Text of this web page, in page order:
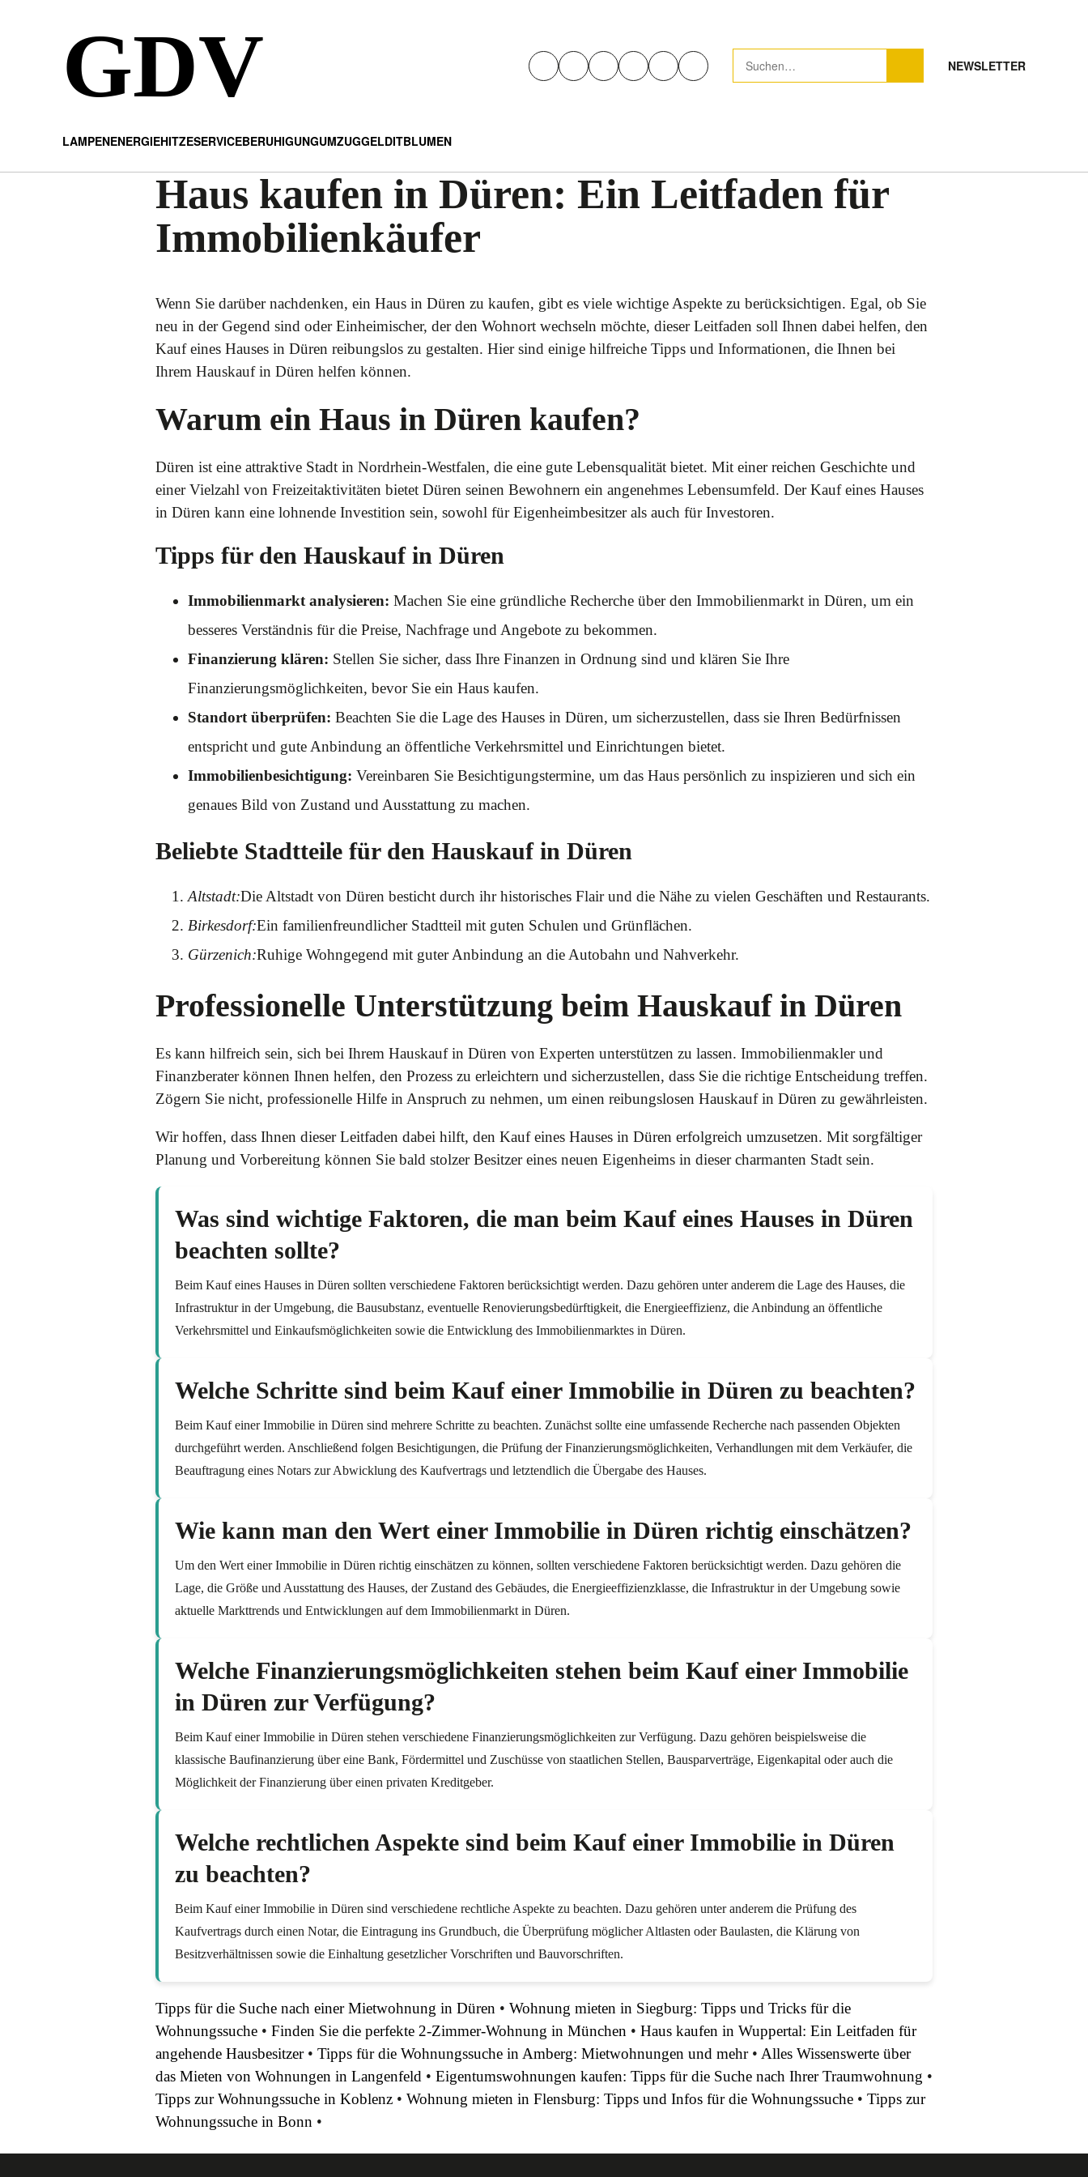
GDV NEWSLETTER
LAMPENENERGIEHITZESERVICEBERUHIGUNGUMZUGGELDITBLUMEN
Haus kaufen in Düren: Ein Leitfaden für
Immobilienkäufer
Wenn Sie darüber nachdenken, ein Haus in Düren zu kaufen, gibt es viele wichtige Aspekte zu berücksichtigen. Egal, ob Sie
neu in der Gegend sind oder Einheimischer, der den Wohnort wechseln möchte, dieser Leitfaden soll Ihnen dabei helfen, den
Kauf eines Hauses in Düren reibungslos zu gestalten. Hier sind einige hilfreiche Tipps und Informationen, die Ihnen bei
Ihrem Hauskauf in Düren helfen können.
Warum ein Haus in Düren kaufen?
Düren ist eine attraktive Stadt in Nordrhein-Westfalen, die eine gute Lebensqualität bietet. Mit einer reichen Geschichte und
einer Vielzahl von Freizeitaktivitäten bietet Düren seinen Bewohnern ein angenehmes Lebensumfeld. Der Kauf eines Hauses
in Düren kann eine lohnende Investition sein, sowohl für Eigenheimbesitzer als auch für Investoren.
Tipps für den Hauskauf in Düren
Immobilienmarkt analysieren: Machen Sie eine gründliche Recherche über den Immobilienmarkt in Düren, um ein
besseres Verständnis für die Preise, Nachfrage und Angebote zu bekommen.
Finanzierung klären: Stellen Sie sicher, dass Ihre Finanzen in Ordnung sind und klären Sie Ihre
Finanzierungsmöglichkeiten, bevor Sie ein Haus kaufen.
Standort überprüfen: Beachten Sie die Lage des Hauses in Düren, um sicherzustellen, dass sie Ihren Bedürfnissen
entspricht und gute Anbindung an öffentliche Verkehrsmittel und Einrichtungen bietet.
Immobilienbesichtigung: Vereinbaren Sie Besichtigungstermine, um das Haus persönlich zu inspizieren und sich ein
genaues Bild von Zustand und Ausstattung zu machen.
Beliebte Stadtteile für den Hauskauf in Düren
Altstadt:Die Altstadt von Düren besticht durch ihr historisches Flair und die Nähe zu vielen Geschäften und Restaurants.
Birkesdorf:Ein familienfreundlicher Stadtteil mit guten Schulen und Grünflächen.
Gürzenich:Ruhige Wohngegend mit guter Anbindung an die Autobahn und Nahverkehr.
Professionelle Unterstützung beim Hauskauf in Düren
Es kann hilfreich sein, sich bei Ihrem Hauskauf in Düren von Experten unterstützen zu lassen. Immobilienmakler und
Finanzberater können Ihnen helfen, den Prozess zu erleichtern und sicherzustellen, dass Sie die richtige Entscheidung treffen.
Zögern Sie nicht, professionelle Hilfe in Anspruch zu nehmen, um einen reibungslosen Hauskauf in Düren zu gewährleisten.
Wir hoffen, dass Ihnen dieser Leitfaden dabei hilft, den Kauf eines Hauses in Düren erfolgreich umzusetzen. Mit sorgfältiger
Planung und Vorbereitung können Sie bald stolzer Besitzer eines neuen Eigenheims in dieser charmanten Stadt sein.
Was sind wichtige Faktoren, die man beim Kauf eines Hauses in Düren
beachten sollte?
Beim Kauf eines Hauses in Düren sollten verschiedene Faktoren berücksichtigt werden. Dazu gehören unter anderem die Lage des Hauses, die
Infrastruktur in der Umgebung, die Bausubstanz, eventuelle Renovierungsbedürftigkeit, die Energieeffizienz, die Anbindung an öffentliche
Verkehrsmittel und Einkaufsmöglichkeiten sowie die Entwicklung des Immobilienmarktes in Düren.
Welche Schritte sind beim Kauf einer Immobilie in Düren zu beachten?
Beim Kauf einer Immobilie in Düren sind mehrere Schritte zu beachten. Zunächst sollte eine umfassende Recherche nach passenden Objekten
durchgeführt werden. Anschließend folgen Besichtigungen, die Prüfung der Finanzierungsmöglichkeiten, Verhandlungen mit dem Verkäufer, die
Beauftragung eines Notars zur Abwicklung des Kaufvertrags und letztendlich die Übergabe des Hauses.
Wie kann man den Wert einer Immobilie in Düren richtig einschätzen?
Um den Wert einer Immobilie in Düren richtig einschätzen zu können, sollten verschiedene Faktoren berücksichtigt werden. Dazu gehören die
Lage, die Größe und Ausstattung des Hauses, der Zustand des Gebäudes, die Energieeffizienzklasse, die Infrastruktur in der Umgebung sowie
aktuelle Markttrends und Entwicklungen auf dem Immobilienmarkt in Düren.
Welche Finanzierungsmöglichkeiten stehen beim Kauf einer Immobilie
in Düren zur Verfügung?
Beim Kauf einer Immobilie in Düren stehen verschiedene Finanzierungsmöglichkeiten zur Verfügung. Dazu gehören beispielsweise die
klassische Baufinanzierung über eine Bank, Fördermittel und Zuschüsse von staatlichen Stellen, Bausparverträge, Eigenkapital oder auch die
Möglichkeit der Finanzierung über einen privaten Kreditgeber.
Welche rechtlichen Aspekte sind beim Kauf einer Immobilie in Düren
zu beachten?
Beim Kauf einer Immobilie in Düren sind verschiedene rechtliche Aspekte zu beachten. Dazu gehören unter anderem die Prüfung des
Kaufvertrags durch einen Notar, die Eintragung ins Grundbuch, die Überprüfung möglicher Altlasten oder Baulasten, die Klärung von
Besitzverhältnissen sowie die Einhaltung gesetzlicher Vorschriften und Bauvorschriften.
Tipps für die Suche nach einer Mietwohnung in Düren • Wohnung mieten in Siegburg: Tipps und Tricks für die
Wohnungssuche • Finden Sie die perfekte 2-Zimmer-Wohnung in München • Haus kaufen in Wuppertal: Ein Leitfaden für
angehende Hausbesitzer• Tipps für die Wohnungssuche in Amberg: Mietwohnungen und mehr• Alles Wissenswerte über
das Mieten von Wohnungen in Langenfeld • Eigentumswohnungen kaufen: Tipps für die Suche nach Ihrer Traumwohnung •
Tipps zur Wohnungssuche in Koblenz • Wohnung mieten in Flensburg: Tipps und Infos für die Wohnungssuche • Tipps zur
Wohnungssuche in Bonn •